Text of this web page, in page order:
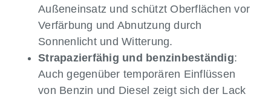
Außeneinsatz und schützt Oberflächen vor
Verfärbung und Abnutzung durch
Sonnenlicht und Witterung.
Strapazierfähig und benzinbeständig:
Auch gegenüber temporären Einflüssen
von Benzin und Diesel zeigt sich der Lack